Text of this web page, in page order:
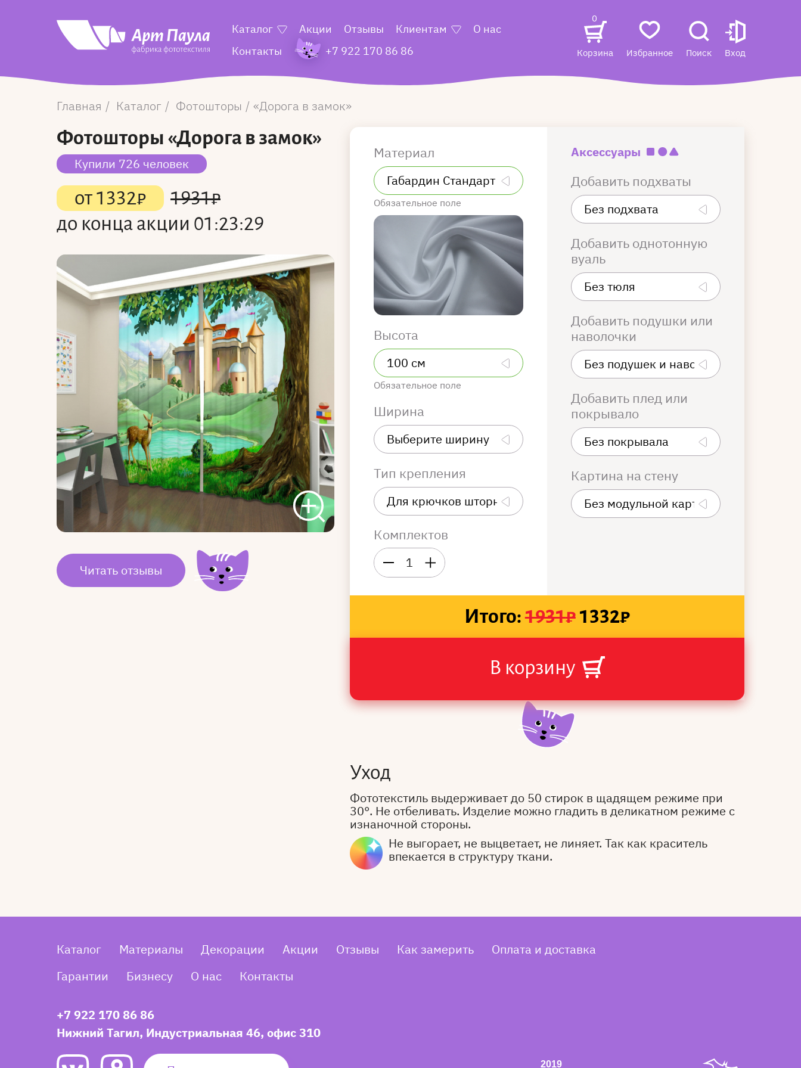
Каталог Акции Отзывы Клиентам
О нас
Контакты
+7 922 170 86 86
0
Корзина Избранное Поиск Вход
Главная Каталог Фотошторы Дорога в замок
Фотошторы «Дорога в замок»
Купили 726 человек
от1332₽ 1931₽
до конца акции 01:23:29
Читать отзывы
Материал
Обязательное поле
Высота
Обязательное поле
Ширина
Тип крепления
Комплектов
1
Аксессуары
Добавить подхваты
Добавить однотонную
вуаль
Добавить подушки или
наволочки
Добавить плед или
покрывало
Картина на стену
Итого:1931₽1332₽
В корзину
Уход
Фототекстиль выдерживает до 50 стирок в щадящем режиме при
30°. Не отбеливать. Изделие можно гладить в деликатном режиме с
изнаночной стороны.
Не выгорает, не выцветает, не линяет. Так как краситель
впекается в структуру ткани.
Каталог Материалы Декорации Акции Отзывы Как замерить
Оплата и доставка
Гарантии
Бизнесу О нас Контакты
+7 922 170 86 86
Нижний Тагил, Индустриальная 46, офис 310